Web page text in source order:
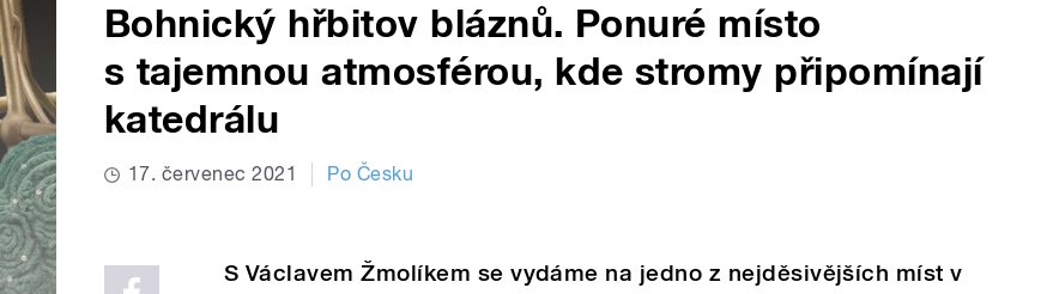
Bohnický hřbitov bláznů. Ponuré místo
s tajemnou atmosférou, kde stromy připomínají
katedrálu
17. červenec 2021 Po Česku
S Václavem Žmolíkem se vydáme na jedno z nejděsivějších míst v